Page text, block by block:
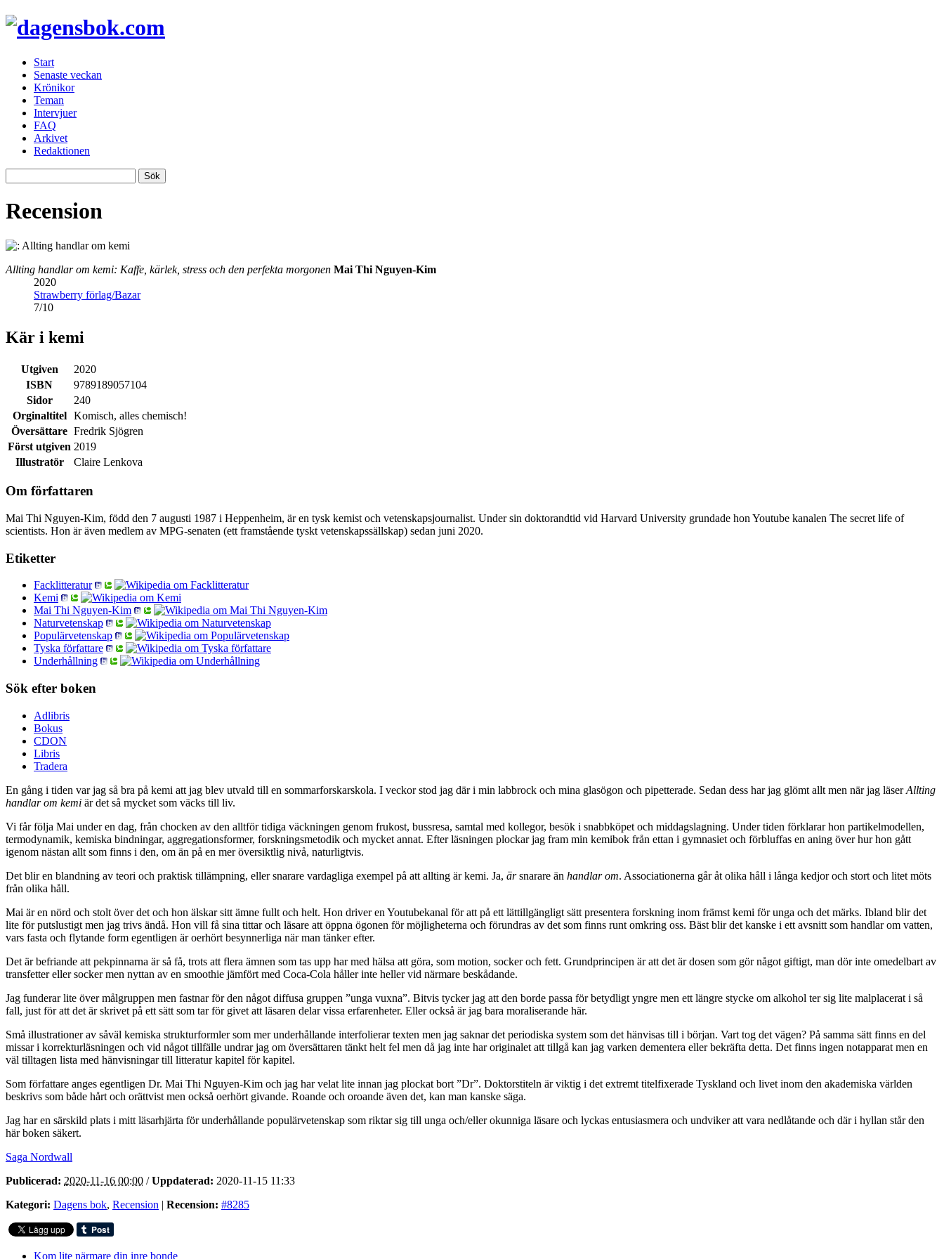
Start
Senaste veckan
Krönikor
Teman
Intervjuer
FAQ
Arkivet
Redaktionen
Recension
Allting handlar om kemi: Kaffe, kärlek, stress och den perfekta morgonen Mai Thi Nguyen-Kim
2020
Strawberry förlag/Bazar
7/10
Kär i kemi
Utgiven
2020
ISBN
9789189057104
Sidor
240
Orginaltitel
Komisch, alles chemisch!
Översättare Fredrik Sjögren
Först utgiven 2019
Illustratör
Claire Lenkova
Om författaren
Mai Thi Nguyen-Kim, född den 7 augusti 1987 i Heppenheim, är en tysk kemist och vetenskapsjournalist. Under sin doktorandtid vid Harvard University grundade hon Youtube kanalen The secret life of
scientists. Hon är även medlem av MPG-senaten (ett framstående tyskt vetenskapssällskap) sedan juni 2020.
Etiketter
Facklitteratur
Kemi
Mai Thi Nguyen-Kim
Naturvetenskap
Populärvetenskap
Tyska författare
Underhållning
Sök efter boken
Adlibris
Bokus
CDON
Libris
Tradera
En gång i tiden var jag så bra på kemi att jag blev utvald till en sommarforskarskola. I veckor stod jag där i min labbrock och mina glasögon och pipetterade. Sedan dess har jag glömt allt men när jag läserAllting
handlar om kemi är det så mycket som väcks till liv.
Vi får följa Mai under en dag, från chocken av den alltför tidiga väckningen genom frukost, bussresa, samtal med kollegor, besök i snabbköpet och middagslagning. Under tiden förklarar hon partikelmodellen,
termodynamik, kemiska bindningar, aggregationsformer, forskningsmetodik och mycket annat. Efter läsningen plockar jag fram min kemibok från ettan i gymnasiet och förbluffas en aning över hur hon gått
igenom nästan allt som finns i den, om än på en mer översiktlig nivå, naturligtvis.
Det blir en blandning av teori och praktisk tillämpning, eller snarare vardagliga exempel på att allting är kemi. Ja, ärsnarare än handlar om. Associationerna går åt olika håll i långa kedjor och stort och litet möts
från olika håll.
Mai är en nörd och stolt över det och hon älskar sitt ämne fullt och helt. Hon driver en Youtubekanal för att på ett lättillgängligt sätt presentera forskning inom främst kemi för unga och det märks. Ibland blir det
lite för putslustigt men jag trivs ändå. Hon vill få sina tittar och läsare att öppna ögonen för möjligheterna och förundras av det som finns runt omkring oss. Bäst blir det kanske i ett avsnitt som handlar om vatten,
vars fasta och flytande form egentligen är oerhört besynnerliga när man tänker efter.
Det är befriande att pekpinnarna är så få, trots att flera ämnen som tas upp har med hälsa att göra, som motion, socker och fett. Grundprincipen är att det är dosen som gör något giftigt, man dör inte omedelbart av
transfetter eller socker men nyttan av en smoothie jämfört med Coca-Cola håller inte heller vid närmare beskådande.
Jag funderar lite över målgruppen men fastnar för den något diffusa gruppen ”unga vuxna”. Bitvis tycker jag att den borde passa för betydligt yngre men ett längre stycke om alkohol ter sig lite malplacerat i så
fall, just för att det är skrivet på ett sätt som tar för givet att läsaren delar vissa erfarenheter. Eller också är jag bara moraliserande här.
Små illustrationer av såväl kemiska strukturformler som mer underhållande interfolierar texten men jag saknar det periodiska system som det hänvisas till i början. Vart tog det vägen? På samma sätt finns en del
missar i korrekturläsningen och vid något tillfälle undrar jag om översättaren tänkt helt fel men då jag inte har originalet att tillgå kan jag varken dementera eller bekräfta detta. Det finns ingen notapparat men en
väl tilltagen lista med hänvisningar till litteratur kapitel för kapitel.
Som författare anges egentligen Dr. Mai Thi Nguyen-Kim och jag har velat lite innan jag plockat bort ”Dr”. Doktorstiteln är viktig i det extremt titelfixerade Tyskland och livet inom den akademiska världen
beskrivs som både hårt och orättvist men också oerhört givande. Roande och oroande även det, kan man kanske säga.
Jag har en särskild plats i mitt läsarhjärta för underhållande populärvetenskap som riktar sig till unga och/eller okunniga läsare och lyckas entusiasmera och undviker att vara nedlåtande och där i hyllan står den
här boken säkert.
Saga Nordwall
Publicerad: 2020-11-16 00:00 /Uppdaterad: 2020-11-15 11:33
Kategori: Dagens bok, Recension | Recension: #8285
Kom lite närmare din inre bonde